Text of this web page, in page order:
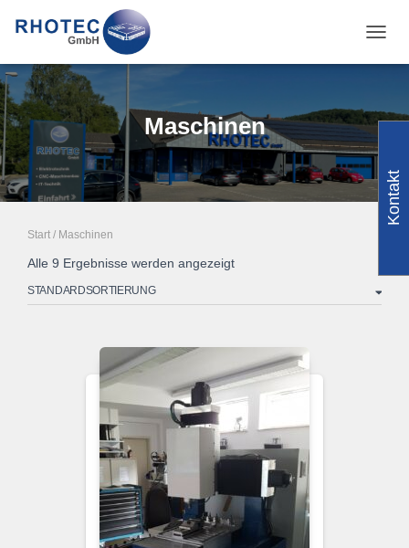
Maschinen
Start / Maschinen
Alle 9 Ergebnisse werden angezeigt
Kontakt